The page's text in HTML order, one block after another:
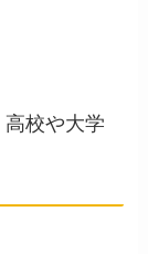
校や大学